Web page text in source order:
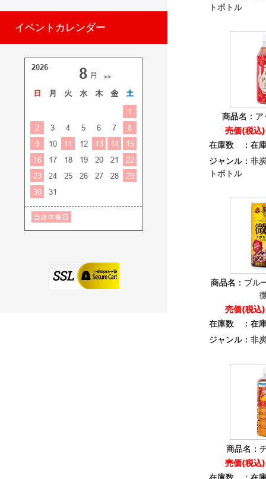
トボトル
商品名： ア
売価(税込
在庫数 ：在
ジャンル：非
トボトル
商品名： ブル
売価(税込
在庫数 ：在
ジャンル：非
商品名：
売価(税込
在庫数 ：在
イベントカレンダー